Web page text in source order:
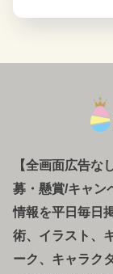
【全画面広告な
募 ・ 懸賞/キャン
情報を平日毎日
術、イラスト、
ーク、キャラク